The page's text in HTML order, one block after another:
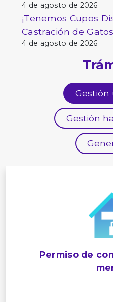
4 de agosto de 2026
¡Tenemos Cupos
Castración de
4 de agosto de 2026
Gestión
Gestión
Permiso de